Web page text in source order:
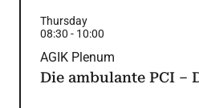
Thursday
08:30 - 10:00
AGIK Plenum
Die ambulante PCI –